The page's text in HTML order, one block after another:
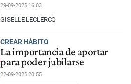
29-09-2025 16:03
GISELLE LECLERCQ
CREAR HÁBITO
La importancia de aportar
para poder jubilarse
22-09-2025 20:55